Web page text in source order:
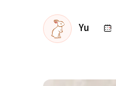
Yu